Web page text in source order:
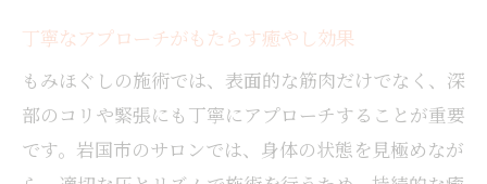
丁寧なアプローチがもたらす癒やし効果
もみほぐしの施術では、表面的な筋肉だけでなく、深
部のコリや緊張にも丁寧にアプローチすることが重要
です。岩国市のサロンでは、身体の状態を見極めなが